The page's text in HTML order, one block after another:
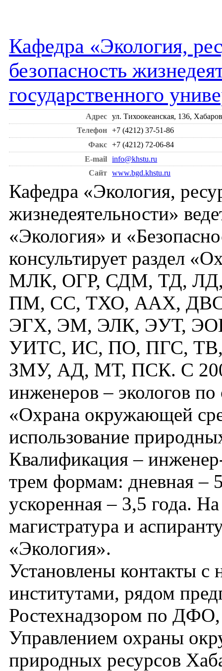
Кафедра «Экология,
безопасность
государственного
Адрес
ул. Тихоокеанская, 136,
Телефон
+7 (4212) 37-51-86
Факс
+7 (4212) 72-06-84
E-mail
info@khstu.ru
Сайт
www.bgd.khstu.ru
Кафедра «Экология,
жизнедеятельности»
«Экология» и
консультирует раздел
МЛК, ОГР, СДМ, ТД,
ПМ, СС, ТХО, ААХ,
ЭГХ, ЭМ, ЭЛК, ЭУТ,
УИТС, ИС, ПО, ПГС,
ЗМУ, АД, МТ, ПСК. С 2000
инженеров – экологов
«Охрана окружающей
использование
Квалификация –
трем формам: дневная –
ускоренная – 3,5 года.
магистратура и
«Экология».
Установлены контакты с
институтами, рядом
Ростехнадзором по
Управлением охраны
природных ресурсов